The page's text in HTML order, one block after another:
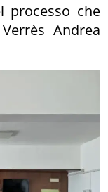
processo che
Andrea